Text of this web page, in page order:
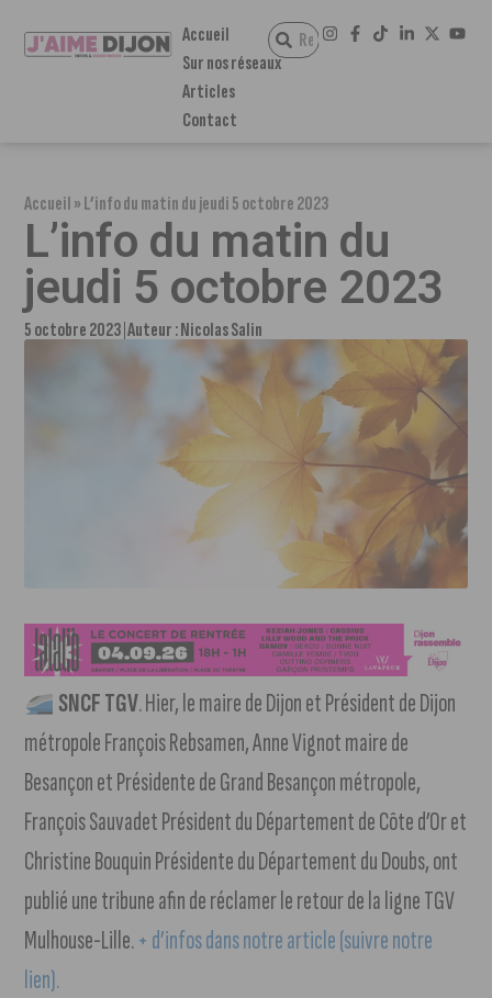
Accueil
Sur nos réseaux
Articles
Contact
Accueil»L’info du matin du jeudi 5 octobre 2023
L’info du matin du
jeudi 5 octobre 2023
5 octobre 2023 Auteur :Nicolas Salin
SNCF TGV. Hier, le maire de Dijon et Président de Dijon
métropole François Rebsamen, Anne Vignot maire de
Besançon et Présidente de Grand Besançon métropole,
François Sauvadet Président du Département de Côte d’Or et
Christine Bouquin Présidente du Département du Doubs, ont
publié une tribune afin de réclamer le retour de la ligne TGV
Mulhouse-Lille.+ d’infos dans notre article (suivre notre
lien).